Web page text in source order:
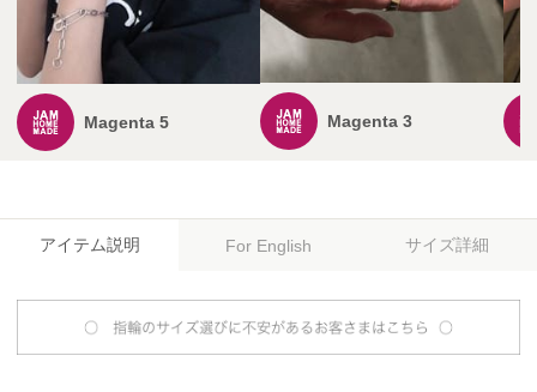
Magenta 5 Magenta 3
アイテム説明 For English サイズ詳細